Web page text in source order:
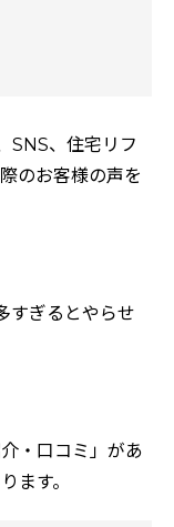
SNS、住宅リフ
のお客様の声を
すぎるとやらせ
・口コミ」があ
ます。